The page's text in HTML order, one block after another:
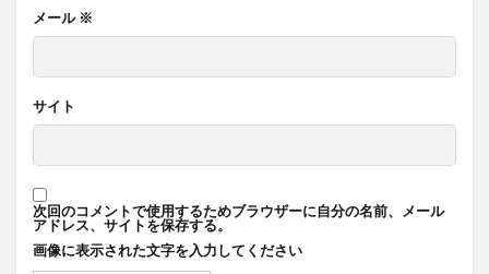
メール ※
サイト
次回のコメントで使用するためブラウザーに自分の名前、メール
アドレス、サイトを保存する。
画像に表示された文字を入力してください